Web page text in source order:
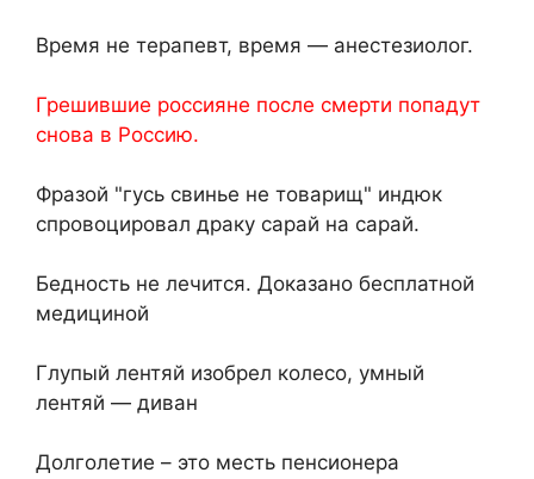
Время не терапевт, время — анестезиолог.
Грешившие россияне после смерти попадут
снова в Россию.
Фразой "гусь свинье не товарищ" индюк
спровоцировал драку сарай на сарай.
Бедность не лечится. Доказано бесплатной
медициной
Глупый лентяй изобрел колесо, умный
лентяй — диван
Долголетие – это месть пенсионера